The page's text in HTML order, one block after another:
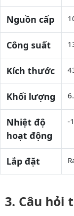
Nguồn cấp
Công suất
Kích thước
Khối lượng
Nhiệt độ
hoạt động
-
Lắp đặt
Câu hỏi